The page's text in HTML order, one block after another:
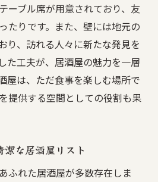
出する谷口町の居酒屋
で特別な思い出を作る
体感できる居酒屋の特徴
たらす安心感とその理由
提供する安心の理由
が生み出す信頼感
さが際立つ居酒屋の特徴
の価値を高める理由
ーブル席が用意されており、友
たりです。また、壁には地元の
り、訪れる人々に新たな発見を
た工夫が、居酒屋の魅力を一層
屋は、ただ食事を楽しむ場所で
提供する空間としての役割も果
な居酒屋リスト
ふれた居酒屋が多数存在しま